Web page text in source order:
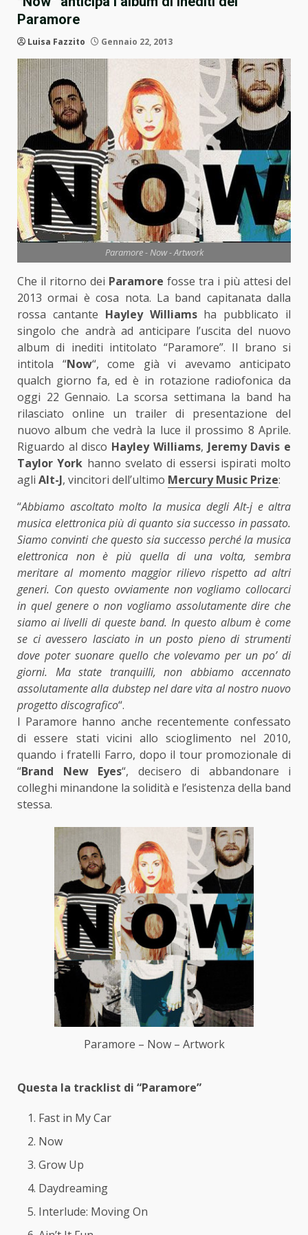
Paramore
Luisa Fazzito Gennaio 22, 2013
Paramore - Now - Artwork
Che il ritorno dei Paramore fosse tra i più attesi del
2013 ormai è cosa nota. La band capitanata dalla
rossa cantante Hayley Williamsha pubblicato il
singolo che andrà ad anticipare l’uscita del nuovo
album di inediti intitolato “Paramore”. Il brano si
intitola “Now“, come già vi avevamo anticipato
qualch giorno fa, ed è in rotazione radiofonica da
oggi 22 Gennaio. La scorsa settimana la band ha
rilasciato online un trailer di presentazione del
nuovo album che vedrà la luce il prossimo 8 Aprile.
Riguardo al disco Hayley Williams, Jeremy Davis e
Taylor York hanno svelato di essersi ispirati molto
agli Alt-J, vincitori dell’ultimo Mercury Music Prize:
“Abbiamo ascoltato molto la musica degli Alt-j e altra
musica elettronica più di quanto sia successo in passato.
Siamo convinti che questo sia successo perché la musica
elettronica non è più quella di una volta, sembra
meritare al momento maggior rilievo rispetto ad altri
generi. Con questo ovviamente non vogliamo collocarci
in quel genere o non vogliamo assolutamente dire che
siamo ai livelli di queste band. In questo album è come
se ci avessero lasciato in un posto pieno di strumenti
dove poter suonare quello che volevamo per un po’ di
giorni. Ma state tranquilli, non abbiamo accennato
assolutamente alla dubstep nel dare vita al nostro nuovo
progetto discografico“.
I Paramore hanno anche recentemente confessato
di essere stati vicini allo scioglimento nel 2010,
quando i fratelli Farro, dopo il tour promozionale di
“Brand New Eyes“, decisero di abbandonare i
colleghi minandone la solidità e l’esistenza della band
stessa.
Paramore – Now – Artwork
Questa la tracklist di “Paramore”
Fast in My Car
Now
Grow Up
Daydreaming
Interlude: Moving On